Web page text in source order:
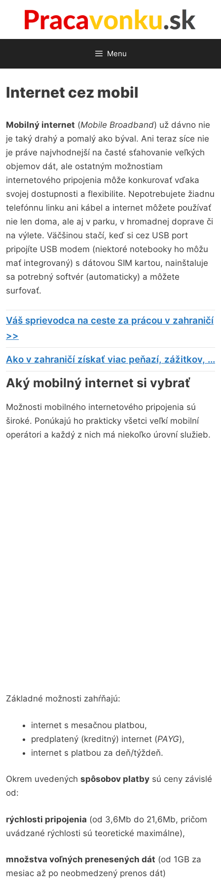
Menu
Internet cez mobil
Mobilný internet (Mobile Broadband) už dávno nie
je taký drahý a pomalý ako býval. Ani teraz síce nie
je práve najvhodnejší na časté sťahovanie veľkých
objemov dát, ale ostatným možnostiam
internetového pripojenia môže konkurovať vďaka
svojej dostupnosti a flexibilite. Nepotrebujete žiadnu
telefónnu linku ani kábel a internet môžete používať
nie len doma, ale aj v parku, v hromadnej doprave či
na výlete. Väčšinou stačí, keď si cez USB port
pripojíte USB modem (niektoré notebooky ho môžu
mať integrovaný) s dátovou SIM kartou, nainštaluje
sa potrebný softvér (automaticky) a môžete
surfovať.
Váš sprievodca na ceste za prácou v zahraničí
>>
Ako v zahraničí získať viac peňazí, zážitkov, ...
Aký mobilný internet si vybrať
Možnosti mobilného internetového pripojenia sú
široké. Ponúkajú ho prakticky všetci veľkí mobilní
operátori a každý z nich má niekoľko úrovní služieb.
Základné možnosti zahŕňajú:
internet s mesačnou platbou,
predplatený (kreditný) internet (PAYG),
internet s platbou za deň/týždeň.
Okrem uvedených spôsobov platby sú ceny závislé
od:
rýchlosti pripojenia (od 3,6Mb do 21,6Mb, pričom
uvádzané rýchlosti sú teoretické maximálne),
množstva voľných prenesených dát (od 1GB za
mesiac až po neobmedzený prenos dát)